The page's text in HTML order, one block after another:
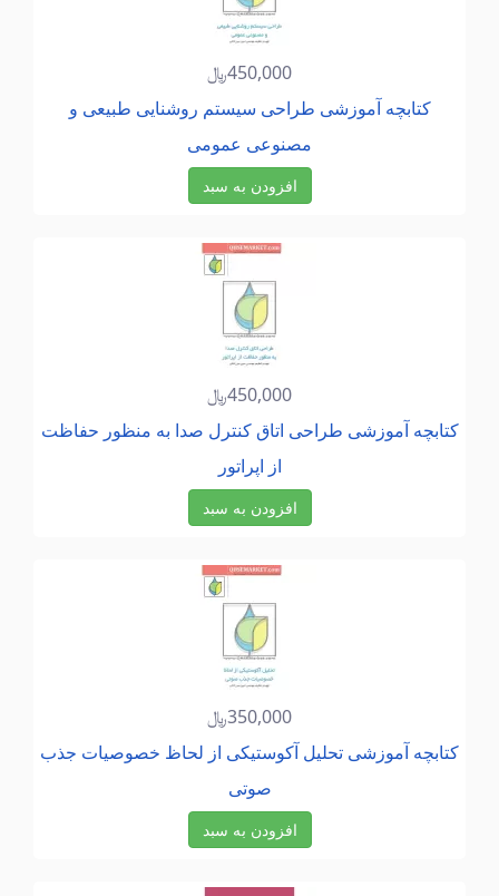
450,000﷼
كتابچه آموزشی طراحی سیستم روشنایی طبیعی و
مصنوعی عمومی
افزودن به سبد
450,000﷼
كتابچه آموزشی طراحی اتاق كنترل صدا به منظور حفاظت
از اپراتور
افزودن به سبد
350,000﷼
كتابچه آموزشی تحلیل آكوستیكی از لحاظ خصوصیات جذب
صوتی
افزودن به سبد